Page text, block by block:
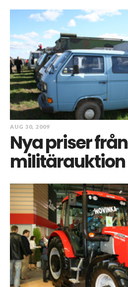
AUG 30, 2009
Nya priser från
militärauktion